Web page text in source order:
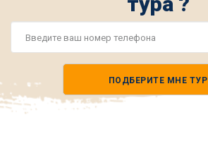
ПОДБЕРИТЕ МНЕ ТУР